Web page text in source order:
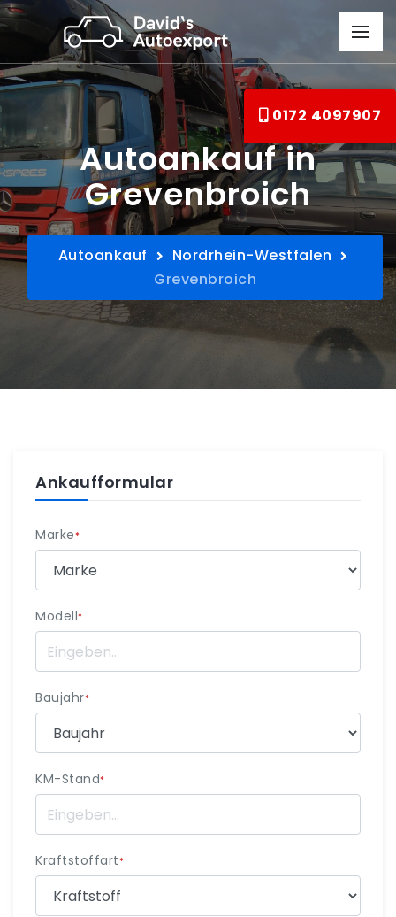
0172 4097907
Autoankauf in
Grevenbroich
Autoankauf
Nordrhein-Westfalen
Grevenbroich
Ankaufformular
Marke*
Modell*
Baujahr*
KM-Stand*
Kraftstoffart*